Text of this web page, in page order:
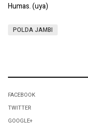
Humas. (uya)
POLDA JAMBI
FACEBOOK
TWITTER
GOOGLE+